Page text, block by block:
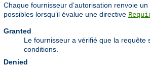
Chaque fournisseur d’autorisation renvoie
possibles lorsqu’il évalue une directive
Granted
Le fournisseur a vérifié que la requête
conditions.
Denied